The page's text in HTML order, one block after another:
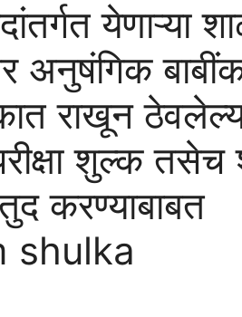
येणाऱ्या
राखून
शुल्क तसेच
करण्याबाबत
shulka